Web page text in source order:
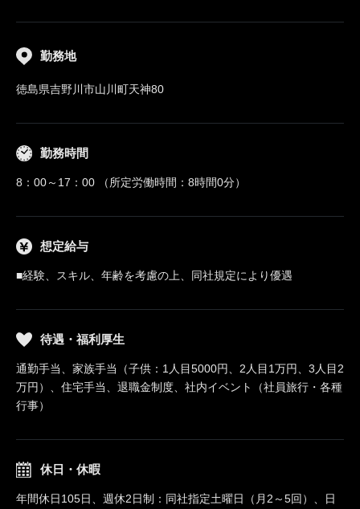
勤務地
徳島県吉野川市山川町天神80
勤務時間
8：00～17：00 （所定労働時間：8時間0分）
想定給与
■経験、スキル、年齢を考慮の上、同社規定により優遇
待遇・福利厚生
通勤手当、家族手当（子供：1人目5000円、2人目1万円、3人目2
万円）、住宅手当、退職金制度、社内イベント（社員旅行・各種
行事）
休日・休暇
年間休日105日、週休2日制：同社指定土曜日（月2～5回）、日